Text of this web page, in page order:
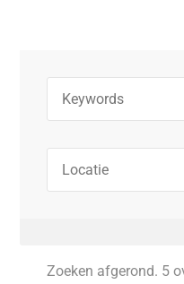
Zoeken afgerond. 5